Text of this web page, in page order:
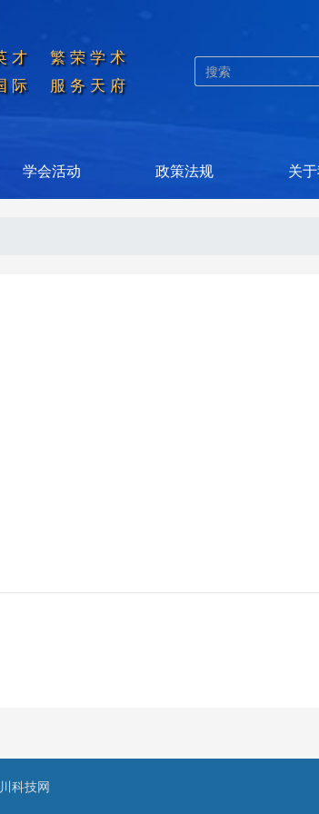
才  繁荣学术
际  服务天府
学会活动 政策法规 关
科技网